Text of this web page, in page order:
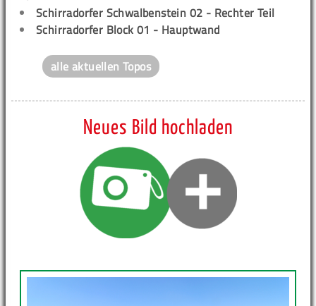
Schirradorfer Schwalbenstein 02 - Rechter Teil
Schirradorfer Block 01 - Hauptwand
alle aktuellen Topos
Neues Bild hochladen